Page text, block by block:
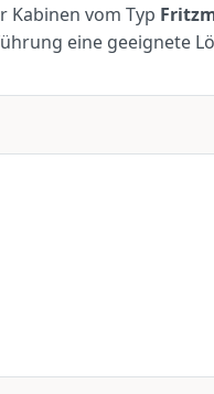
vom Typ
eine geeignete